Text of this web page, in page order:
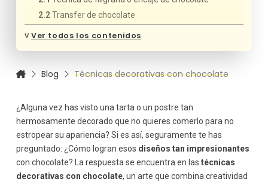
Transfer de chocolate
¿Qué tipo de chocolate se usa para decorar?
Chocolate templado
Chocolate de modelado
˅Ver todos los contenidos
Blog Técnicas decorativas con chocolate
¿Alguna vez has visto una tarta o un postre tan
hermosamente decorado que no quieres comerlo para no
estropear su apariencia? Si es así, seguramente te has
preguntado: ¿Cómo logran esos diseños tan impresionantes
con chocolate? La respuesta se encuentra en las técnicas
decorativas con chocolate, un arte que combina creatividad